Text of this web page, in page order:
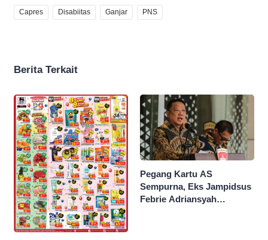
Capres Disabiitas Ganjar PNS
Berita Terkait
Pegang Kartu AS
Sempurna, Eks Jampidsus
Febrie Adriansyah